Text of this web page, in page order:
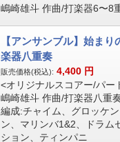
嶋崎雄斗 作曲/打楽器6〜8
【アンサンブル】始ま
楽器八重奏
販売価格(税込): 4,400 円
<オリジナルスコアー/パー
嶋崎雄斗 作曲/打楽器八重
編成:チャイム、グロッケ
ン、マリンバ1&2、ドラム
ション、ティンパニ